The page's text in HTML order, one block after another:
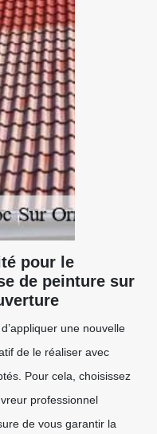
pour le
de peinture sur
une nouvelle
de le réaliser avec
Pour cela, choisissez
professionnel
de vous garantir la